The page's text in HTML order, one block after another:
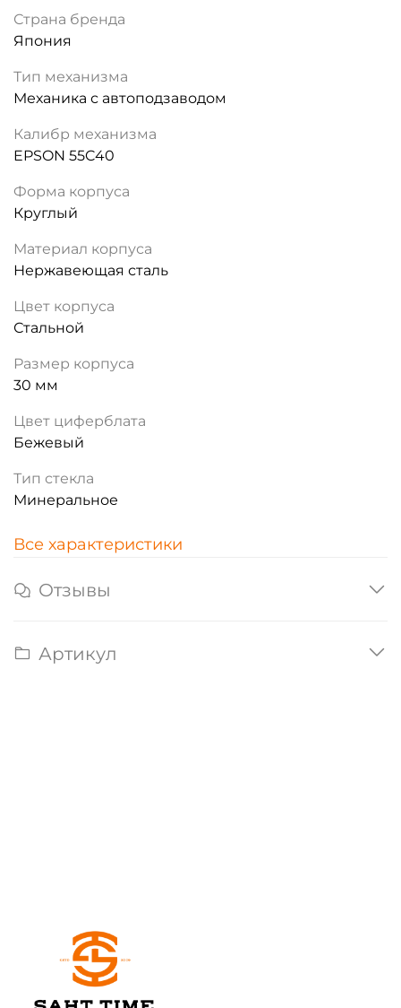
Страна бренда
Япония
Тип механизма
Механика с автоподзаводом
Калибр механизма
EPSON 55C40
Форма корпуса
Круглый
Материал корпуса
Нержавеющая сталь
Цвет корпуса
Стальной
Размер корпуса
30 мм
Цвет циферблата
Бежевый
Тип стекла
Минеральное
Все характеристики
Отзывы
Артикул